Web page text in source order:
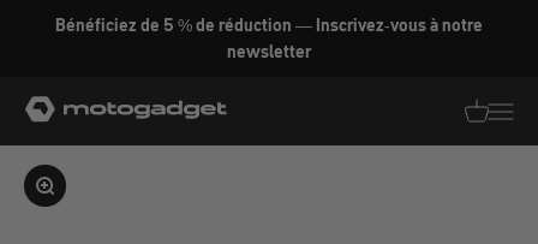
Aller au contenu
Bénéficiez de 5 % de réduction — Inscrivez-vous à notre
newsletter
motogadget GmbH
Agrandir l'image